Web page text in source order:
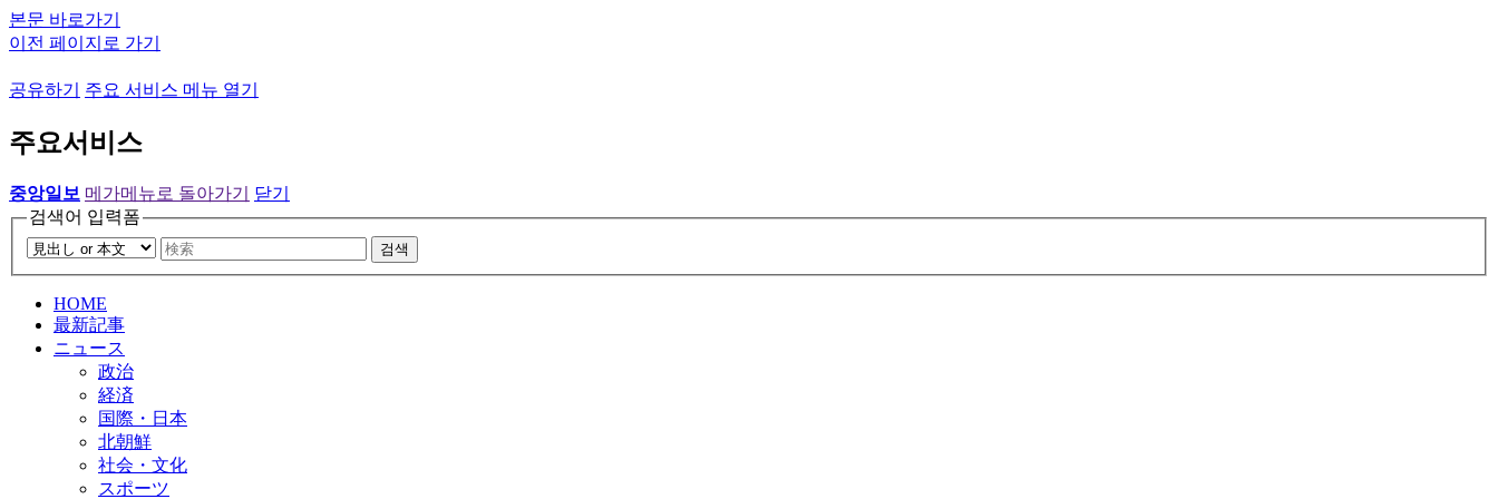
본문 바로가기
이전 페이지로 가기
공유하기 주요 서비스 메뉴 열기
주요서비스
중앙일보 메가메뉴로 돌아가기
닫기
검색어 입력폼
검색
HOME
最新記事
ニュース
政治
経済
国際・日本
北朝鮮
社会・文化
スポーツ